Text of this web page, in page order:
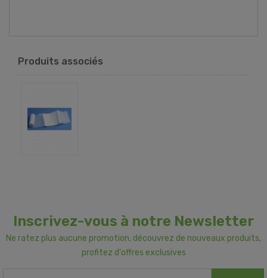
Produits associés
Inscrivez-vous à notre Newsletter
Ne ratez plus aucune promotion, découvrez de nouveaux produits,
profitez d'offres exclusives